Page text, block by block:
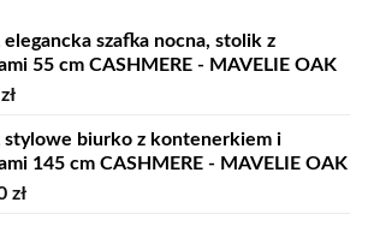
elegancka szafka nocna, stolik z
55 cm CASHMERE - MAVELIE OAK
zł
stylowe biurko z kontenerkiem i
145 cm CASHMERE - MAVELIE OAK
zł